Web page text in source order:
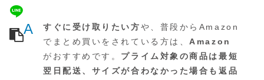
A すぐに受け取りたい方や、普段からAmazon
でまとめ買いをされている方は、Amazon
がおすすめです。 プライム対象の商品は最短
翌日配送、サイズが合わなかった場合も返品